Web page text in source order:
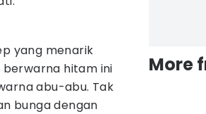
yang menarik
berwarna hitam ini
abu-abu. Tak
bunga dengan
More